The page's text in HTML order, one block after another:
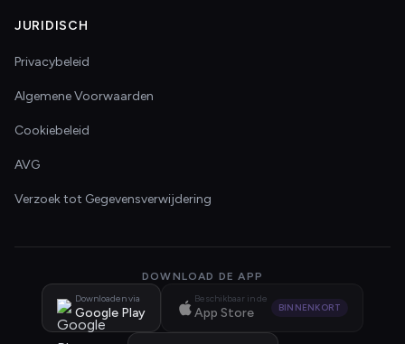
JURIDISCH
Privacybeleid
Algemene Voorwaarden
Cookiebeleid
AVG
Verzoek tot Gegevensverwijdering
DOWNLOAD DE APP
Downloaden via
Google Play
Beschikbaar in de
App Store BINNENKORT